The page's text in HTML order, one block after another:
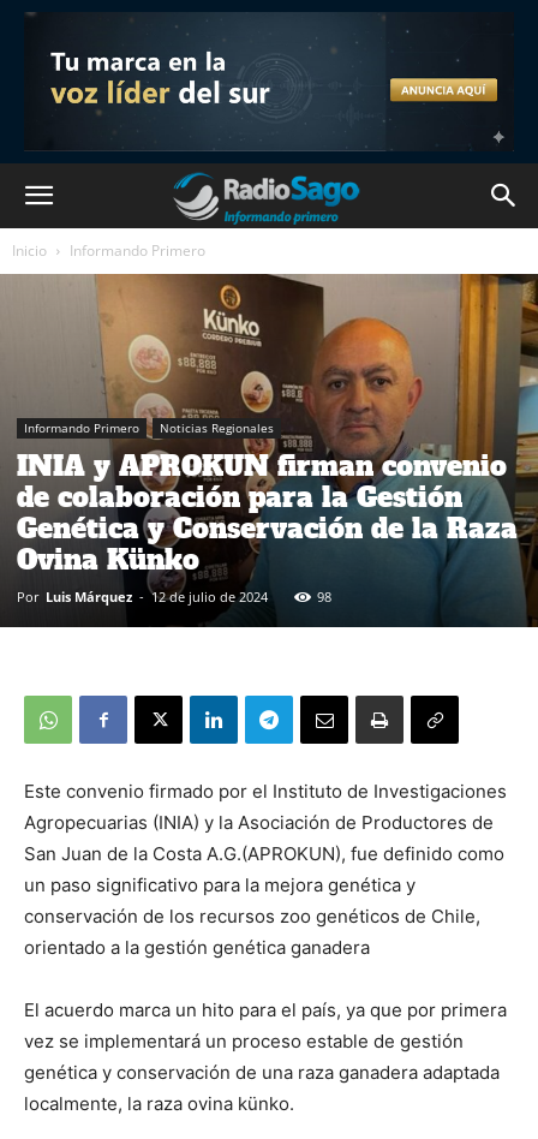
Inicio Informando Primero
Informando Primero Noticias Regionales
INIA y APROKUN firman convenio
de colaboración para la Gestión
Genética y Conservación de la Raza
Ovina Künko
Por Luis Márquez - 12 de julio de 2024 98
Este convenio firmado por el Instituto de Investigaciones
Agropecuarias (INIA) y la Asociación de Productores de
San Juan de la Costa A.G.(APROKUN), fue definido como
un paso significativo para la mejora genética y
conservación de los recursos zoo genéticos de Chile,
orientado a la gestión genética ganadera
El acuerdo marca un hito para el país, ya que por primera
vez se implementará un proceso estable de gestión
genética y conservación de una raza ganadera adaptada
localmente, la raza ovina künko.